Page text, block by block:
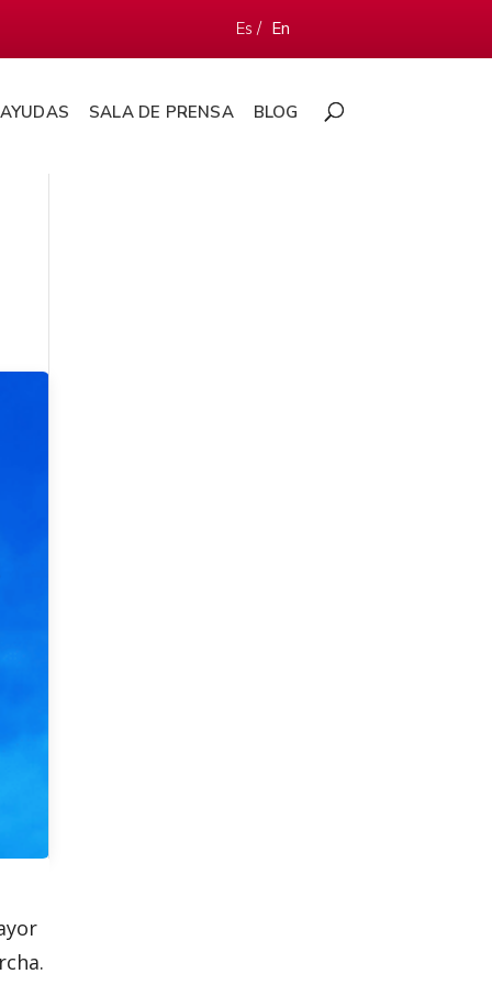
Es / En
AYUDAS SALA DE PRENSA BLOG